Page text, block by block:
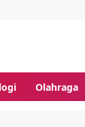
Olahraga